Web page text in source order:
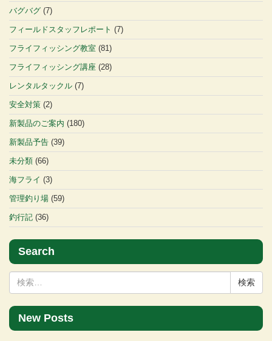
バグバグ (7)
フィールドスタッフレポート (7)
フライフィッシング教室 (81)
フライフィッシング講座 (28)
レンタルタックル (7)
安全対策 (2)
新製品のご案内 (180)
新製品予告 (39)
未分類 (66)
海フライ (3)
管理釣り場 (59)
釣行記 (36)
Search
索:
New Posts